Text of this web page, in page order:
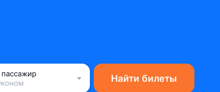
пассажир
Найти билеты